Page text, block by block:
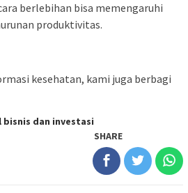
berlebihan bisa memengaruhi
produktivitas.
kesehatan, kami juga berbagi
dan investasi
SHARE